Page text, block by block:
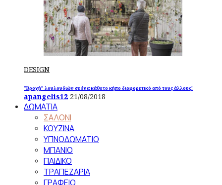
DESIGN
”Βροχή” λουλουδιών σε ένα κάθετο κήπο διαφορετικό από τους άλλους!
apangelis12 21/08/2018
ΔΩΜΑΤΙΑ
ΣΑΛΟΝΙ
ΚΟΥΖΙΝΑ
ΥΠΝΟΔΩΜΑΤΙΟ
ΜΠΑΝΙΟ
ΠΑΙΔΙΚΟ
ΤΡΑΠΕΖΑΡΙΑ
ΓΡΑΦΕΙΟ